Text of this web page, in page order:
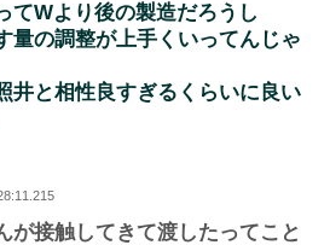
てWより後の製造だろうし
量の調整が上手くいってんじゃ
井と相性良すぎるくらいに良い
が接触してきて渡したってこと